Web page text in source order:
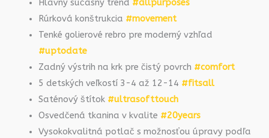
Hlavný súčasný trend #allpurposes
Rúrková konštrukcia #movement
Tenké golierové rebro pre moderný vzhľad
#uptodate
Zadný výstrih na krk pre čistý povrch #comfort
5 detských veľkostí 3-4 až 12-14 #fitsall
Saténový štítok #ultrasofttouch
Osvedčená tkanina v kvalite #20years
Vysokokvalitná potlač s možnosťou úpravy podľa